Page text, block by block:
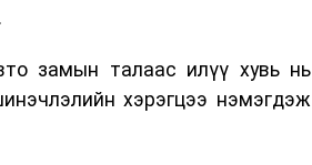
замын талаас илүү хувь нь
хэрэгцээ нэмэгдэж